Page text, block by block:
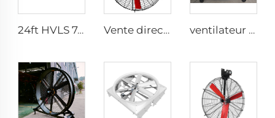
24ft HVLS 7.3m Ventilateurs industriels électriques grands pour la ventilation des entrepôts laitiers Vente directe d'usine Ventilateur de refroidissement avec pales en nylon et moteur 380V, ventilateur mural de refroidissement pour étables laitières et maisons d'élevage de vaches ventilateur sur pied silencieux 80 pouces 220V étanche extérieur pour hôtels, restaurants, fermes et usines